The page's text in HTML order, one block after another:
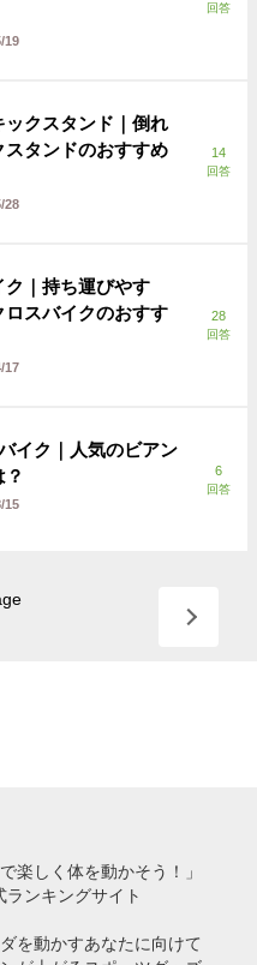
19
回答
ックスタンド｜倒れ
タンドのおすすめ
28
14
回答
ク｜持ち運びやす
ロスバイクのおすす
17
28
回答
イク｜人気のビアン
15
6
回答
楽しく体を動かそう！」
ンキングサイト
を動かすあなたに向けて